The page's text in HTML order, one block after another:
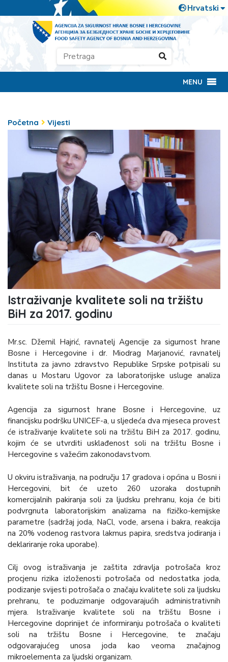
MENU
Početna Vijesti
Istraživanje kvalitete soli na tržištu
BiH za 2017. godinu
Mr.sc. Džemil Hajrić, ravnatelj Agencije za sigurnost hrane
Bosne i Hercegovine i dr. Miodrag Marjanović, ravnatelj
Instituta za javno zdravstvo Republike Srpske potpisali su
danas u Mostaru Ugovor za laboratorijske usluge analiza
kvalitete soli na tržištu Bosne i Hercegovine.
Agencija za sigurnost hrane Bosne i Hercegovine, uz
financijsku podršku UNICEF-a, u sljedeća dva mjeseca provest
će istraživanje kvalitete soli na tržištu BiH za 2017. godinu,
kojim će se utvrditi usklađenost soli na tržištu Bosne i
Hercegovine s važećim zakonodavstvom.
U okviru istraživanja, na području 17 gradova i općina u Bosni i
Hercegovini, bit će uzeto 260 uzoraka dostupnih
komercijalnih pakiranja soli za ljudsku prehranu, koja će biti
podvrgnuta laboratorijskim analizama na fizičko-kemijske
parametre (sadržaj joda, NaCl, vode, arsena i bakra, reakcija
na 20% vodenog rastvora lakmus papira, sredstva jodiranja i
deklariranje roka uporabe).
Cilj ovog istraživanja je zaštita zdravlja potrošača kroz
procjenu rizika izloženosti potrošača od nedostatka joda,
podizanje svijesti potrošača o značaju kvalitete soli za ljudsku
prehranu, te poduzimanje odgovarajućih administrativnih
mjera. Istraživanje kvalitete soli na tržištu Bosne i
Hercegovine doprinijet će informiranju potrošača o kvaliteti
soli na tržištu Bosne i Hercegovine, te značaju
odgovarajućeg unosa joda kao veoma značajnog
mikroelementa za ljudski organizam.